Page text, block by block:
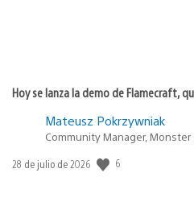
Hoy se lanza la demo de Flamecraft,
Mateusz Pokrzywniak
Community Manager, Monster
Fecha
28 de julio de 2026 6